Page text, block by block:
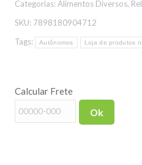
em
Pó
350g
Categorias: Alimentos Diversos,
SKU: 7898180904712
Tags:
Autônomos Loja de produtos
Calcular Frete
Ok